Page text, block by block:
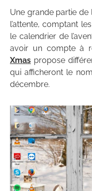
Une grande partie de
l’attente, comptant
le calendrier de
avoir un compte à
Xmas propose
qui afficheront le
décembre.